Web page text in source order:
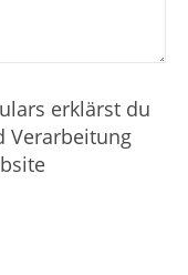
erklärst du
Verarbeitung